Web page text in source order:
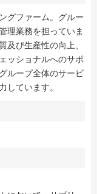
グファーム。グルー
理業務を担っていま
及び生産性の向上、
ッショナルへのサポ
ループ全体のサービ
しています。